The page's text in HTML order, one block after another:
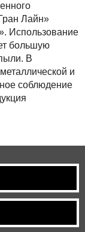
Лайн»
Использование
большую
В
и
соблюдение